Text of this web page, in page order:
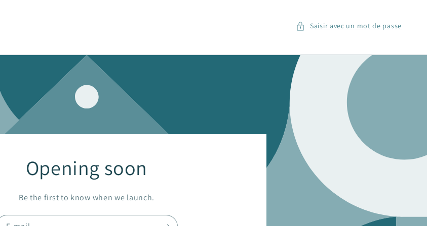
Saisir avec un mot de passe
Opening soon
Be the first to know when we launch.